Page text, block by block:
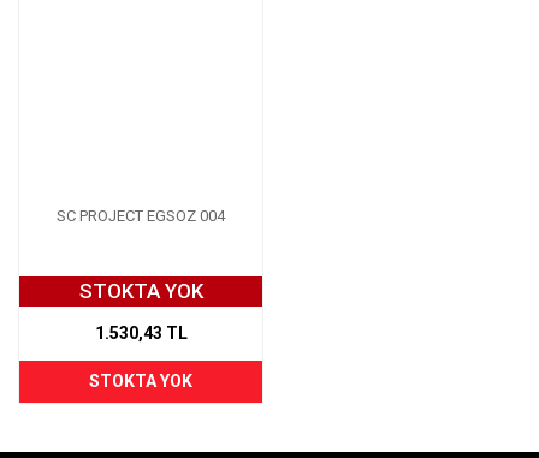
SC PROJECT EGSOZ 004
STOKTA YOK
1.530,43 TL
STOKTA YOK